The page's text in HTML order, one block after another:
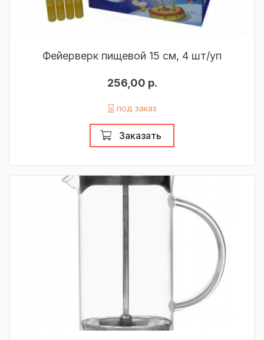
Фейерверк пищевой 15 см, 4 шт/уп
256,00 р.
под заказ
Заказать